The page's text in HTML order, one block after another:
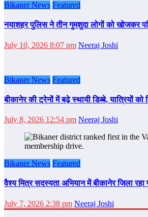
Bikaner News Featured
नयाशहर पुलिस ने तीन गुमशुदा लोगों को खोजकर
July 10, 2026 8:07 pm Neeraj Joshi
Bikaner News Featured
बीकानेर की ट्रेनों में बढ़े स्थायी डिब्बे, यात्रियों को
July 8, 2026 12:54 pm Neeraj Joshi
Bikaner News Featured
वैश्य मित्र सदस्यता अभियान में बीकानेर जिला रहा
July 7, 2026 2:38 pm Neeraj Joshi